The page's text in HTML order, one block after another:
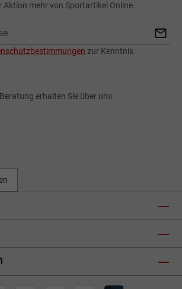
Aktion mehr von Sportartikel Online.
zur Kenntnis
erhalten Sie über uns